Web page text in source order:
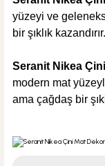
Sepete
Tesay Profil
yüzeyi ve
bir şıklık kazandırır.
Seranit Nikea
modern mat
ama çağdaş bir